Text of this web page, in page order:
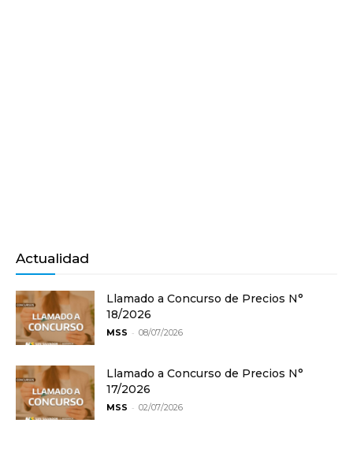
Actualidad
Llamado a Concurso de Precios N°
18/2026
MSS - 08/07/2026
Llamado a Concurso de Precios N°
17/2026
MSS - 02/07/2026